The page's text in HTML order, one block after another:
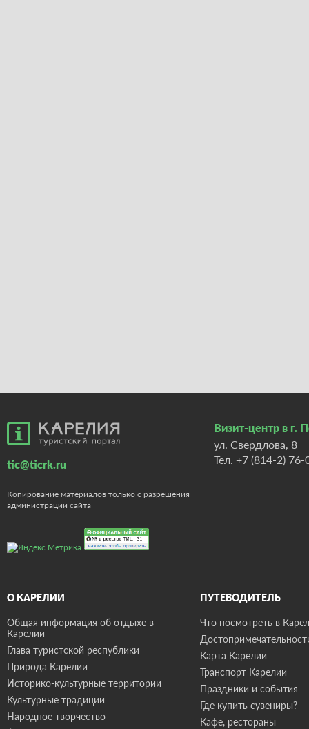
tic@ticrk.ru
Копирование материалов только с разрешения
администрации сайта
Визит-центр в г.
ул. Свердлова, 8
Тел. +7 (814-2) 76-
О КАРЕЛИИ
Общая информация об отдыхе в
Карелии
Глава туристской республики
Природа Карелии
Историко-культурные территории
Культурные традиции
Народное творчество
ПУТЕВОДИТЕЛЬ
Что посмотреть в
Карта Карелии
Транспорт Карелии
Праздники и события
Где купить сувениры?
Кафе, рестораны